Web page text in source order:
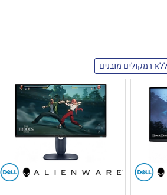
ללא רמקולים מובנים